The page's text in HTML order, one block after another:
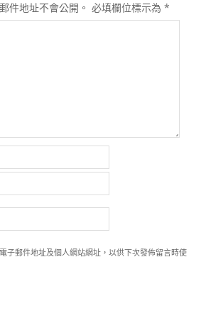
件地址不會公開。 必填欄位標示為 *
子郵件地址及個人網站網址，以供下次發佈留言時使